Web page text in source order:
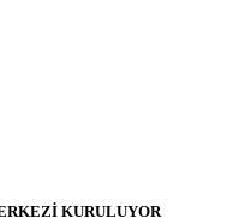
KURULUYOR